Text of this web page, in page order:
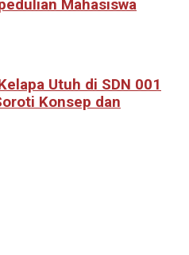
Mahasiswa
Utuh di SDN 001
Konsep dan